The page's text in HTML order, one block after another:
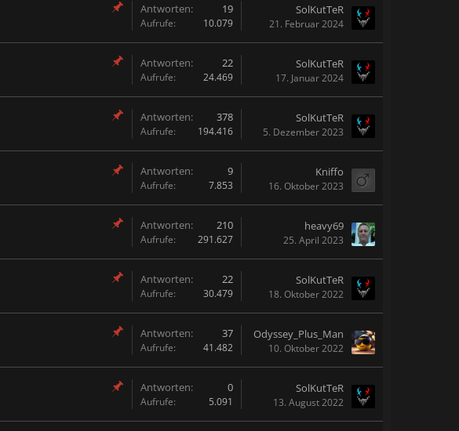
Antworten: 19
Aufrufe: 10.079
SolKutTeR
21. Februar 2024
Antworten: 22
Aufrufe: 24.469
SolKutTeR
17. Januar 2024
Antworten: 378
Aufrufe: 194.416
SolKutTeR
5. Dezember 2023
Antworten: 9
Aufrufe: 7.853
Kniffo
16. Oktober 2023
Antworten: 210
Aufrufe: 291.627
heavy69
25. April 2023
Antworten: 22
Aufrufe: 30.479
SolKutTeR
18. Oktober 2022
Antworten: 37
Aufrufe: 41.482
Odyssey_Plus_Man
10. Oktober 2022
Antworten: 0
Aufrufe: 5.091
SolKutTeR
13. August 2022